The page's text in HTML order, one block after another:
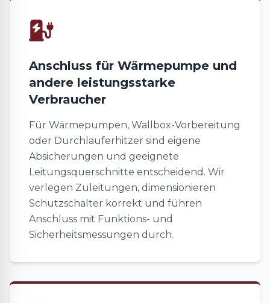
Anschluss für Wärmepumpe und
andere leistungsstarke
Verbraucher
Für Wärmepumpen, Wallbox-Vorbereitung
oder Durchlauferhitzer sind eigene
Absicherungen und geeignete
Leitungsquerschnitte entscheidend. Wir
verlegen Zuleitungen, dimensionieren
Schutzschalter korrekt und führen
Anschluss mit Funktions- und
Sicherheitsmessungen durch.